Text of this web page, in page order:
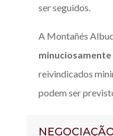
ser seguidos.
A Montañés
reivindicados
podem ser